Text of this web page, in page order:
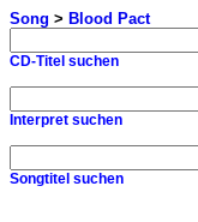
Song > Blood Pact
CD-Titel suchen
Interpret suchen
Songtitel suchen